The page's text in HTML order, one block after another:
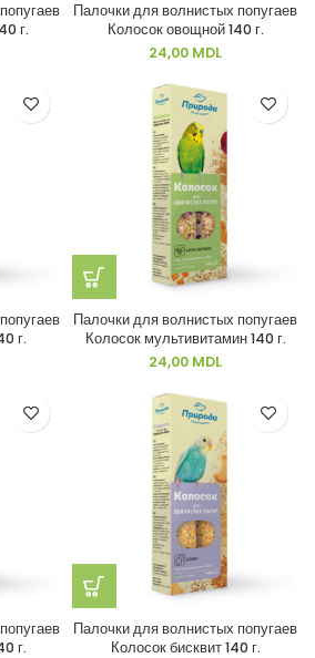
г.
Палочки для волнистых попугаев
Колосок овощной 140 г.
24,00 MDL
г.
Палочки для волнистых попугаев
Колосок мультивитамин 140 г.
24,00 MDL
г.
Палочки для волнистых попугаев
Колосок бисквит 140 г.